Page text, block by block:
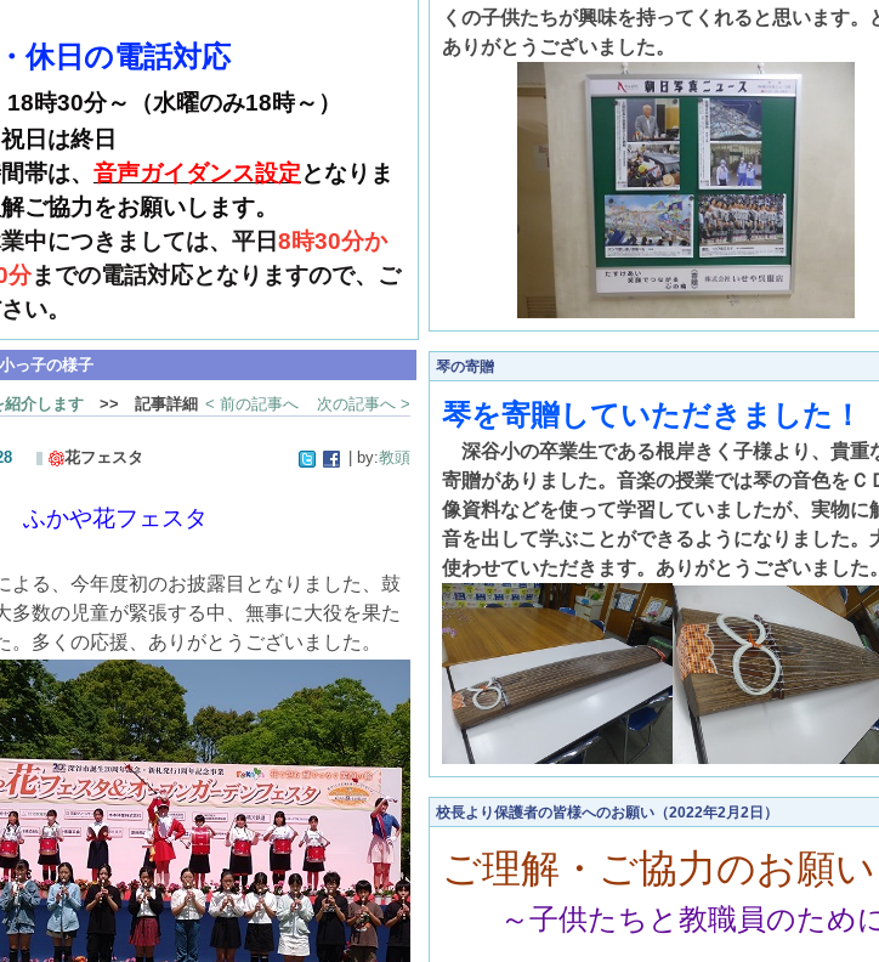
休日の電話対応
時30分～（水曜のみ18時～）
日は終日
帯は、 音声ガイダンス設定となりま
ご協力をお願いします。
中につきましては、平日8時30分か
分までの電話対応となりますので、ご
い。
っ子の様子
紹介します >> 記事詳細 < 前の記事へ 次の記事へ >
花フェスタ | by:教頭
ふかや花フェスタ
よる、今年度初のお披露目となりました、鼓
多数の児童が緊張する中、無事に大役を果た
。多くの応援、ありがとうございました。
くの子供たちが興味を持ってくれると思います。
ありがとうございました。
琴の寄贈
琴を寄贈していただきました！
深谷小の卒業生である根岸きく子様より、貴重
寄贈がありました。音楽の授業では琴の音色をＣ
像資料などを使って学習していましたが、実物に
音を出して学ぶことができるようになりました。
使わせていただきます。ありがとうございました
校長より保護者の皆様へのお願い（2022年2月2日）
ご理解・ご協力のお願い
～子供たちと教職員のため